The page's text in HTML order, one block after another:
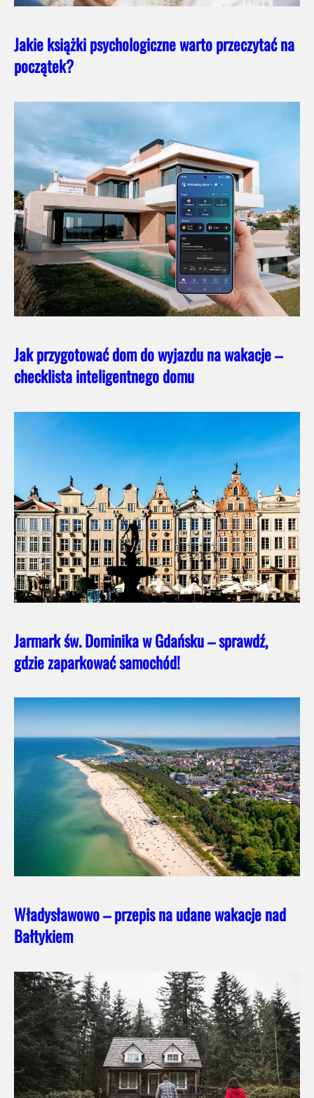
Jakie książki psychologiczne warto przeczytać na
początek?
Jak przygotować dom do wyjazdu na wakacje –
checklista inteligentnego domu
Jarmark św. Dominika w Gdańsku – sprawdź,
gdzie zaparkować samochód!
Władysławowo – przepis na udane wakacje nad
Bałtykiem